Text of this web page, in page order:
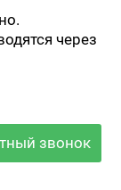
через
звонок